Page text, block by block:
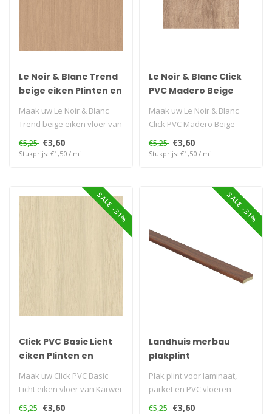
Le Noir & Blanc Trend
beige eiken Plinten en
Karwei
Maak uw Le Noir & Blanc
Trend beige eiken vloer van
Karwei perfect af met
bijpas..
€5,25 €3,60
Stukprijs: €1,50 / m¹
Le Noir & Blanc Click
PVC Madero Beige
Profielen voor van
Maak uw Le Noir & Blanc
Click PVC Madero Beige
eiken vloer van Karwei
perfect af..
€5,25 €3,60
Stukprijs: €1,50 / m¹
SALE -31%
Click PVC Basic Licht
eiken Plinten en
Profielen voor van
Karwei
Maak uw Click PVC Basic
Licht eiken vloer van Karwei
perfect af met bijpassende
€5,25 €3,60
SALE -31%
Landhuis merbau
plakplint
Plak plint voor laminaat,
parket en PVC vloeren
€5,25 €3,60